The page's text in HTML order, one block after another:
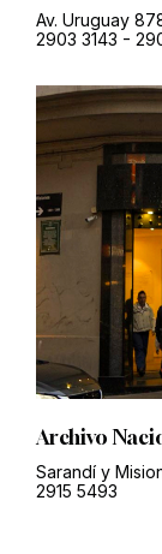
Av. Uruguay
2903 3143 -
Archivo
Sarandí y
2915 5493